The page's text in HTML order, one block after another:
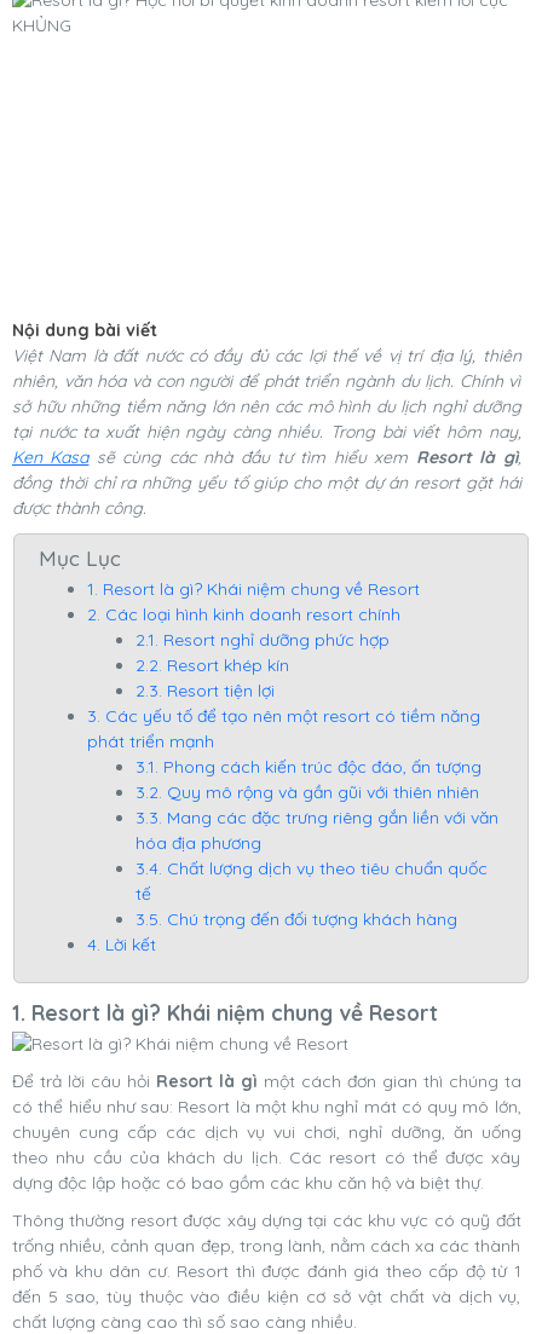
Nội dung bài viết
Việt Nam là đất nước có đầy đủ các lợi thế về vị trí địa lý, thiên
nhiên, văn hóa và con người để phát triển ngành du lịch. Chính vì
sở hữu những tiềm năng lớn nên các mô hình du lịch nghỉ dưỡng
tại nước ta xuất hiện ngày càng nhiều. Trong bài viết hôm nay,
Ken Kasasẽ cùng các nhà đầu tư tìm hiểu xem Resort là gì,
đồng thời chỉ ra những yếu tố giúp cho một dự án resort gặt hái
được thành công.
Mục Lục
1. Resort là gì? Khái niệm chung về Resort
2. Các loại hình kinh doanh resort chính
2.1. Resort nghỉ dưỡng phức hợp
2.2. Resort khép kín
2.3. Resort tiện lợi
3. Các yếu tố để tạo nên một resort có tiềm năng
phát triển mạnh
3.1. Phong cách kiến trúc độc đáo, ấn tượng
3.2. Quy mô rộng và gần gũi với thiên nhiên
3.3. Mang các đặc trưng riêng gắn liền với văn
hóa địa phương
3.4. Chất lượng dịch vụ theo tiêu chuẩn quốc
tế
3.5. Chú trọng đến đối tượng khách hàng
4. Lời kết
1. Resort là gì? Khái niệm chung về Resort
Để trả lời câu hỏi Resort là gì một cách đơn gian thì chúng ta
có thể hiểu như sau: Resort là một khu nghỉ mát có quy mô lớn,
chuyên cung cấp các dịch vụ vui chơi, nghỉ dưỡng, ăn uống
theo nhu cầu của khách du lịch. Các resort có thể được xây
dựng độc lập hoặc có bao gồm các khu căn hộ và biệt thự.
Thông thường resortđược xây dựng tại các khu vực có quỹ đất
trống nhiều, cảnh quan đẹp, trong lành, nằm cách xa các thành
phố và khu dân cư. Resort thì được đánh giá theo cấp độ từ 1
đến 5 sao, tùy thuộc vào điều kiện cơ sở vật chất và dịch vụ,
chất lượng càng cao thì số sao càng nhiều.